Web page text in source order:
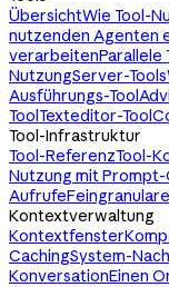
ÜbersichtWie Tool-
nutzenden Agenten
verarbeitenParallele
NutzungServer-Tools
Ausführungs-Tool
ToolTexteditor-Tool
Tool-Infrastruktur
Tool-ReferenzTool-
Nutzung mit Prompt-
Aufrufe
Kontextverwaltung
Kontextfenster
CachingSystem-
KonversationEinen